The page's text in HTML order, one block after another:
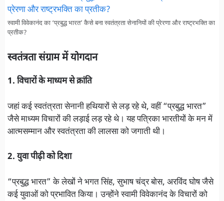
स्वामी विवेकानंद का ‘प्रबुद्ध भारत’ कैसे बना स्वतंत्रता सेनानियों की प्रेरणा और राष्ट्रभक्ति का
प्रतीक?
स्वतंत्रता संग्राम में योगदान
1. विचारों के माध्यम से क्रांति
जहां कई स्वतंत्रता सेनानी हथियारों से लड़ रहे थे, वहीं “प्रबुद्ध भारत”
जैसे माध्यम विचारों की लड़ाई लड़ रहे थे। यह पत्रिका भारतीयों के मन में
आत्मसम्मान और स्वतंत्रता की लालसा को जगाती थी।
2. युवा पीढ़ी को दिशा
“प्रबुद्ध भारत” के लेखों ने भगत सिंह, सुभाष चंद्र बोस, अरविंद घोष जैसे
कई युवाओं को प्रभावित किया। उन्होंने स्वामी विवेकानंद के विचारों को